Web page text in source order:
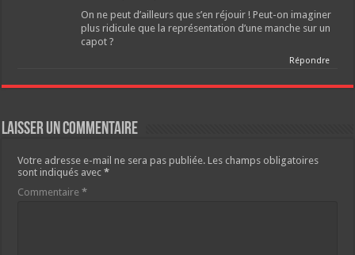
On ne peut d’ailleurs que s’en réjouir ! Peut-on imaginer
plus ridicule que la représentation d’une manche sur un
capot ?
Répondre
Laisser un commentaire
Votre adresse e-mail ne sera pas publiée. Les champs obligatoires
sont indiqués avec*
Commentaire*